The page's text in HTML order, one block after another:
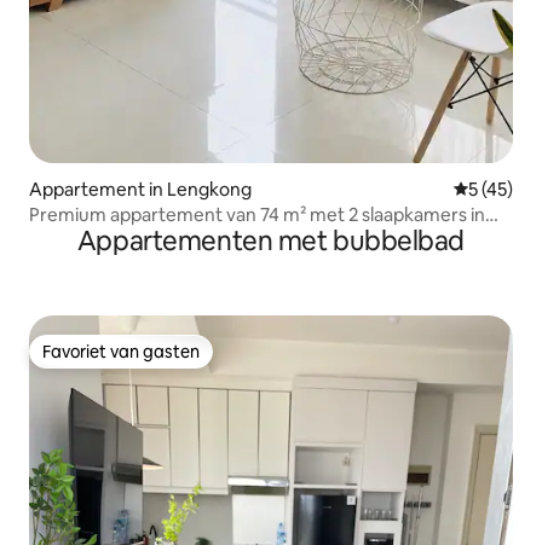
Appartement in Lengkong
5 (45)
Premium appartement van 74 m² met 2 slaapkamers in
Grand Asia Afrika van My Daily
Appartementen met bubbelbad
Favoriet van gasten
Favoriet van gasten